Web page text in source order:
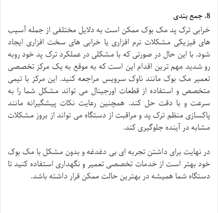
8. جمع بندی
خرابی ترک پد مک بوک ممکن است به دلایل مختلفی از جمله آسیب
های فیزیکی مشکلات نرم افزاری یا خرابی های سخت افزاری ایجاد
شود. با این حال در صورتی که با مشکلی در عملکرد ترک پد خود روبه
رو شدید مهم ترین اقدام این است که به موقع به یک مرکز تخصصی
تعمیر مک بوک مانند ناوک سرویس مراجعه کنید. این مرکز با تیمی
متخصص و استفاده از قطعات اورجینال می تواند مشکل شما را به
سرعت و با دقت حل کند. همچنین رعایت نکات پیشگیرانه مانند
پاکسازی منظم ترک پد و مراقبت از دستگاه می تواند از بروز مشکلات
مشابه در آینده جلوگیری کند.
در نهایت برای داشتن تجربه ای بی دغدغه و بدون مشکل با مک بوک
خود بهتر است از خدمات تخصصی تعمیر و نگهداری استفاده کنید تا
دستگاه شما همیشه در بهترین حالت ممکن قرار داشته باشد.